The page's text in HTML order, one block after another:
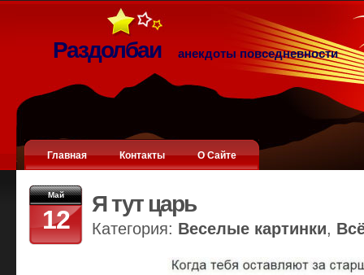
Раздолбаи анекдоты повседневности
Главная Контакты О Сайте
Май
12
Я тут царь
Категория: Веселые картинки,